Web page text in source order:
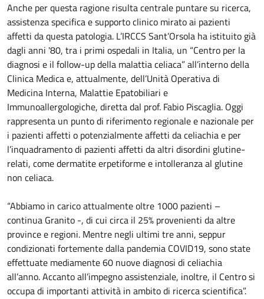
Anche per questa ragione risulta centrale puntare su ricerca,
assistenza specifica e supporto clinico mirato ai pazienti
affetti da questa patologia. L’IRCCS Sant’Orsola ha istituito già
dagli anni '80, tra i primi ospedali in Italia, un “Centro per la
diagnosi e il follow-up della malattia celiaca” all’interno della
Clinica Medica e, attualmente, dell’Unità Operativa di
Medicina Interna, Malattie Epatobiliari e
Immunoallergologiche, diretta dal prof. Fabio Piscaglia. Oggi
rappresenta un punto di riferimento regionale e nazionale per
i pazienti affetti o potenzialmente affetti da celiachia e per
l’inquadramento di pazienti affetti da altri disordini glutine-
relati, come dermatite erpetiforme e intolleranza al glutine
non celiaca.
“Abbiamo in carico attualmente oltre 1000 pazienti –
continua Granito -, di cui circa il 25% provenienti da altre
province e regioni. Mentre negli ultimi tre anni, seppur
condizionati fortemente dalla pandemia COVID19, sono state
effettuate mediamente 60 nuove diagnosi di celiachia
all’anno. Accanto all’impegno assistenziale, inoltre, il Centro si
occupa di importanti attività in ambito di ricerca scientifica”.